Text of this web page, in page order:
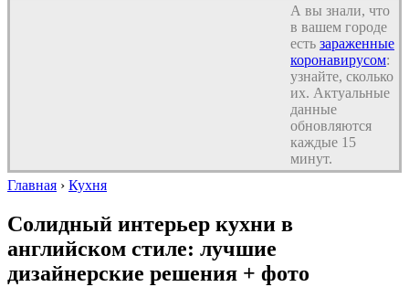
А вы знали, что
в вашем городе
есть зараженные
коронавирусом:
узнайте, сколько
их. Актуальные
данные
обновляются
каждые 15
минут.
Главная › Кухня
Солидный интерьер кухни в
английском стиле: лучшие
дизайнерские решения + фото